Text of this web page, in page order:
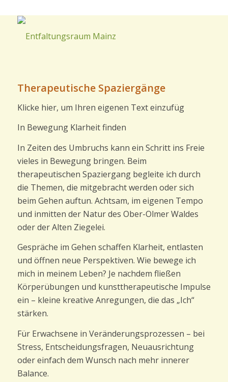
Therapeutische Spaziergänge
Klicke hier, um Ihren eigenen Text einzufüg
In Bewegung Klarheit finden
In Zeiten des Umbruchs kann ein Schritt ins Freie
vieles in Bewegung bringen. Beim
therapeutischen Spaziergang begleite ich durch
die Themen, die mitgebracht werden oder sich
beim Gehen auftun. Achtsam, im eigenen Tempo
und inmitten der Natur des Ober-Olmer Waldes
oder der Alten Ziegelei.
Gespräche im Gehen schaffen Klarheit, entlasten
und öffnen neue Perspektiven. Wie bewege ich
mich in meinem Leben? Je nachdem fließen
Körperübungen und kunsttherapeutische Impulse
ein – kleine kreative Anregungen, die das „Ich“
stärken.
Für Erwachsene in Veränderungsprozessen – bei
Stress, Entscheidungsfragen, Neuausrichtung
oder einfach dem Wunsch nach mehr innerer
Balance.